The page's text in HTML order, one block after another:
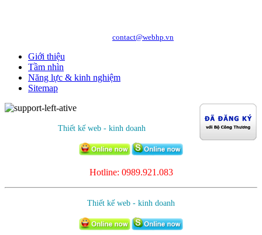
contact@webhp.vn
Giới thiệu
Tầm nhìn
Năng lực & kinh nghiệm
Sitemap
Thiết kế web - kinh doanh
Hotline: 0989.921.083
Thiết kế web - kinh doanh